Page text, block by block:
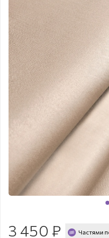
3 450 ₽ Частями